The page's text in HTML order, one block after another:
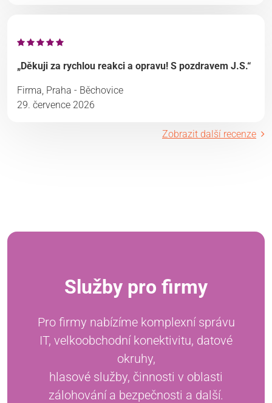
„Děkuji za rychlou reakci a opravu! S pozdravem J.S.“
Firma, Praha - Běchovice
29. července 2026
Zobrazit další recenze
Služby pro firmy
Pro firmy nabízíme komplexní správu
IT, velkoobchodní konektivitu, datové
okruhy,
hlasové služby, činnosti v oblasti
zálohování a bezpečnosti a další.